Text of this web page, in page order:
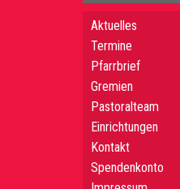
Aktuelles
Termine
Pfarrbrief
Gremien
Pastoralteam
Einrichtungen
Kontakt
Spendenkonto